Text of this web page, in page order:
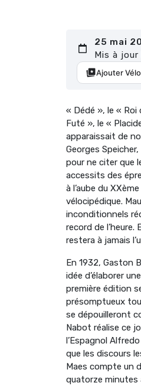
25 mai
Mis à
Ajouter
« Dédé », le « Roi
Futé », le «
apparaissait de
Georges
pour ne citer que
accessits des
à l’aube du
vélocipédique.
inconditionnels
record de
restera à jamais
En 1932, Gaston
idée d’élaborer
première édition
présomptueux
se dépouilleront
Nabot réalise ce
l’Espagnol
que les discours
Maes compte un
quatorze minutes